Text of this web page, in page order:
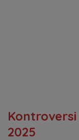
Kontroversi
2025